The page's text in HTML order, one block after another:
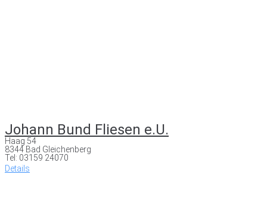
Johann Bund Fliesen e.U.
Haag 54
8344 Bad Gleichenberg
Tel: 03159 24070
Details